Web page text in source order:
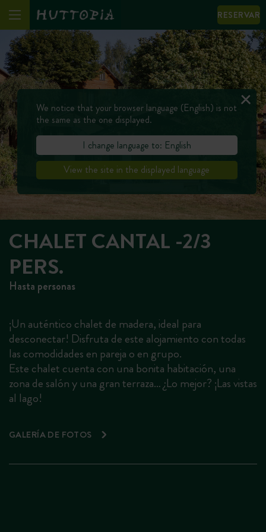
RESERVAR
CHALET CANTAL -2/3
PERS.
Hasta personas
¡Un auténtico chalet de madera, ideal para
desconectar! Disfruta de este alojamiento con todas
las comodidades en pareja o en grupo.
Este chalet cuenta con una bonita habitación, una
zona de salón y una gran terraza… ¿Lo mejor? ¡Las vistas
al lago!
GALERÍA DE FOTOS
We notice that your browser language (English) is not
the same as the one displayed.
I change language to: English
View the site in the displayed language